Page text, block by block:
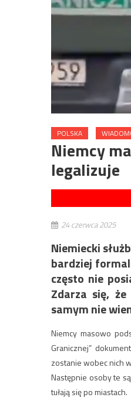
POLSKA
Niemcy
legalizuje
24 czerwca 2025
Niemiecki
bardziej
często nie
Zdarza się,
samym nie
Niemcy masowo
Granicznej”
zostanie wobec nich
Następnie osoby te
tułają się po miastach.